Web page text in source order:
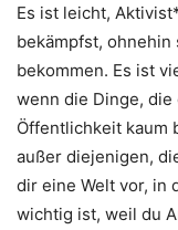
Es ist leicht,
bekämpfst,
bekommen. Es ist
wenn die Dinge,
Öffentlichkeit kaum
außer diejenigen,
dir eine Welt vor, in
wichtig ist, weil du